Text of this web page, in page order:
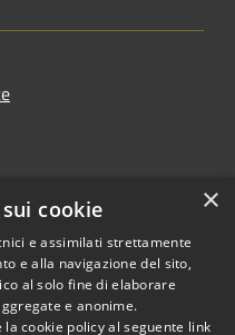
Copyright © 2026 • Comune di
×
cookie
e assimilati strettamente
e alla navigazione del sito,
al solo fine di elaborare
e anonime.
cookie policy al seguente link